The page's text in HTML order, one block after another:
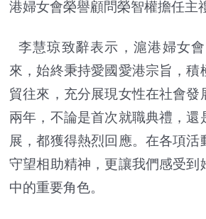
港婦女會榮譽顧問榮智權擔任主
李慧琼致辭表示，滬港婦女
來，始終秉持愛國愛港宗旨，積
貿往來，充分展現女性在社會發
兩年，不論是首次就職典禮，還
展，都獲得熱烈回應。在各項活
守望相助精神，更讓我們感受到
中的重要角色。